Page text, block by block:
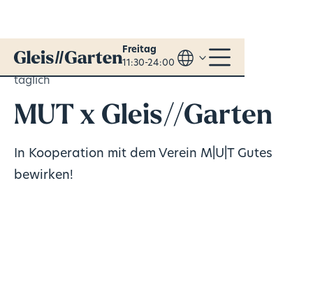
Freitag
11:30-24:00
täglich
MUT x Gleis//Garten
In Kooperation mit dem Verein M|U|T Gutes
bewirken!